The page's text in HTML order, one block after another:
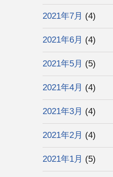
2021年7月 (4)
2021年6月 (4)
2021年5月 (5)
2021年4月 (4)
2021年3月 (4)
2021年2月 (4)
2021年1月 (5)